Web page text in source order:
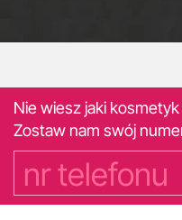
Nie wiesz jaki
Zostaw nam swój